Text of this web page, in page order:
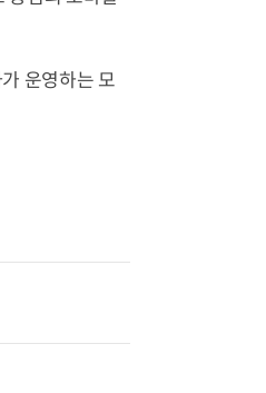
운영하는 모